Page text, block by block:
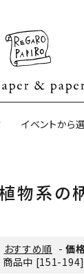
紙(CAGWA
ダン包装紙
イベントから
物系の
おすすめ順 -価
品中 [151-194]